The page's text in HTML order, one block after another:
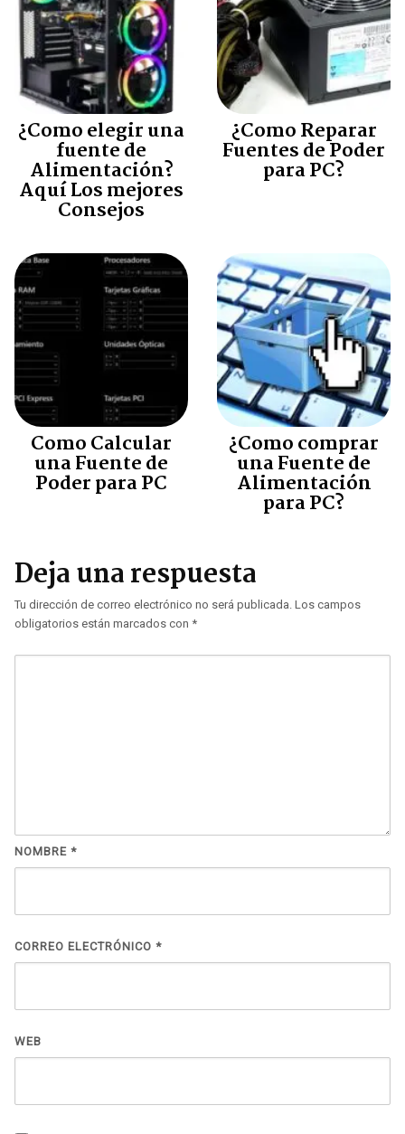
¿Como elegir una
fuente de
Alimentación?
Aquí Los mejores
Consejos
¿Como Reparar
Fuentes de Poder
para PC?
Como Calcular
una Fuente de
Poder para PC
¿Como comprar
una Fuente de
Alimentación
para PC?
Deja una respuesta
Tu dirección de correo electrónico no será publicada. Los campos
obligatorios están marcados con *
NOMBRE *
CORREO ELECTRÓNICO *
WEB